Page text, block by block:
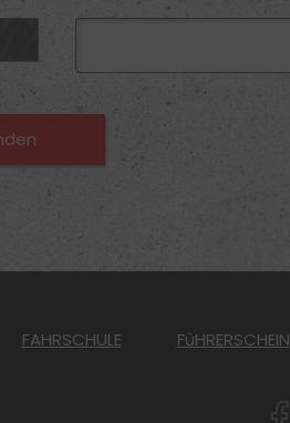
FAHRSCHULE FüHRERSCHEIN